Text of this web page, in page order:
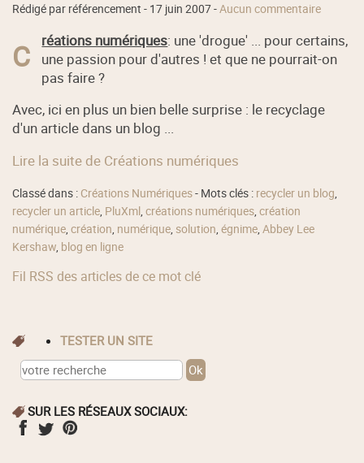
Rédigé par référencement - 17 juin 2007-Aucun commentaire
C réations numériques: une 'drogue' ... pour certains,
une passion pour d'autres ! et que ne pourrait-on
pas faire ?
Avec, ici en plus un bien belle surprise : le recyclage
d'un article dans un blog ...
Lire la suite de Créations numériques
Classé dans : Créations Numériques- Mots clés : recycler un blog,
recycler un article, PluXml,créations numériques,création
numérique,création, numérique, solution,égnime,Abbey Lee
Kershaw, blog en ligne
Fil RSS des articles de ce mot clé
TESTER UN SITE
SUR LES RÉSEAUX SOCIAUX: